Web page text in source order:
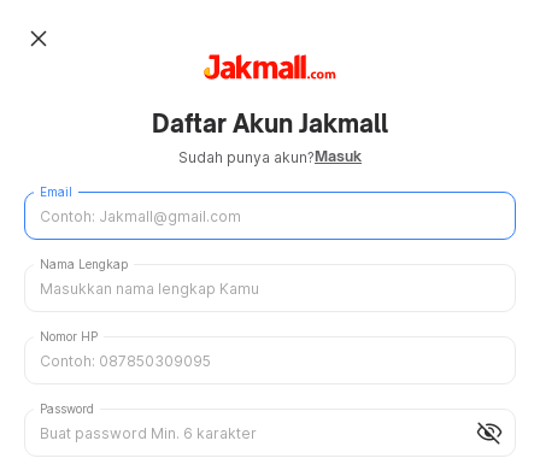
close
Daftar Akun Jakmall
Sudah punya akun?Masuk
Email
Nama Lengkap
Nomor HP
visibility_off
Password